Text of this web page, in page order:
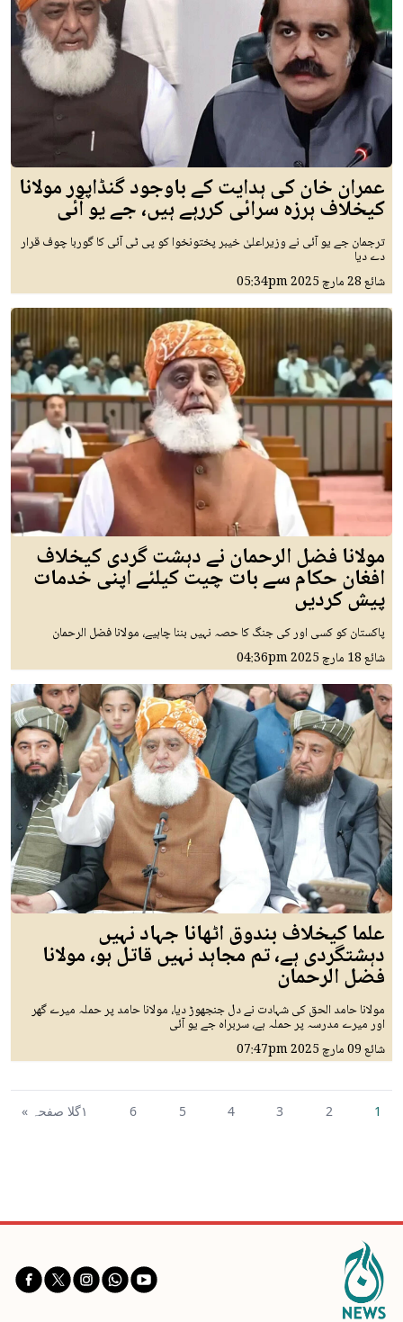
عمران خان کی ہدایت کے باوجود گنڈاپور مولانا
کیخلاف ہرزہ سرائی کررہے ہیں، جے یو آئی
ترجمان جے یو آئی نے وزیراعلیٰ خیبر پختونخوا کو پی ٹی آئی کا گوربا چوف قرار
دے دیا
شائع28 مارچ 2025 05:34pm
مولانا فضل الرحمان نے دہشت گردی کیخلاف
افغان حکام سے بات چیت کیلئے اپنی خدمات
پیش کردیں
پاکستان کو کسی اور کی جنگ کا حصہ نہیں بننا چاہیے، مولانا فضل الرحمان
شائع18 مارچ 2025 04:36pm
علما کیخلاف بندوق اٹھانا جہاد نہیں
دہشتگردی ہے، تم مجاہد نہیں قاتل ہو، مولانا
فضل الرحمان
مولانا حامد الحق کی شہادت نے دل جنجھوڑ دیا، مولانا حامد پر حملہ میرے گھر
اور میرے مدرسہ پر حملہ ہے، سربراہ جے یو آئی
شائع09 مارچ 2025 07:47pm
1
2
3
4
5
6 ١گلا صفحہ »